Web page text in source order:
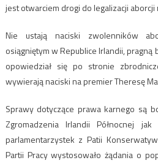
jest otwarciem drogi do legalizacji aborcji
Nie ustają naciski zwolenników
osiągniętym w Republice Irlandii,
opowiedział się po stronie
wywierają naciski na premier Theresę
Sprawy dotyczące prawa karnego są
Zgromadzenia Irlandii Północnej
parlamentarzystek z Patii
Partii Pracy wystosowało żądania o